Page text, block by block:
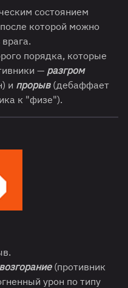
состоянием
которой можно
порядка, которые
— разгром
и прорыв(дебаффает
к "физе").
возгорание (противник
урон по типу